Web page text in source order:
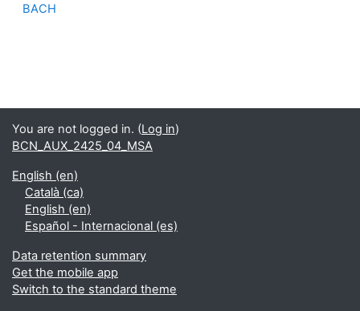
BACH
You are not logged in. (Log in)
BCN_AUX_2425_04_MSA
English ‎(en)‎
Català ‎(ca)‎
English ‎(en)‎
Español - Internacional ‎(es)‎
Data retention summary
Get the mobile app
Switch to the standard theme